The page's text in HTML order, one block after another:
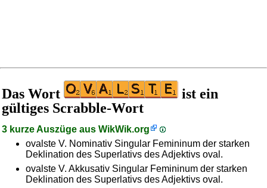
Das Wort
ist ein
gültiges Scrabble-Wort
3 kurze Auszüge aus WikWik.org
ovalste V. Nominativ Singular Femininum der starken
Deklination des Superlativs des Adjektivs oval.
ovalste V. Akkusativ Singular Femininum der starken
Deklination des Superlativs des Adjektivs oval.